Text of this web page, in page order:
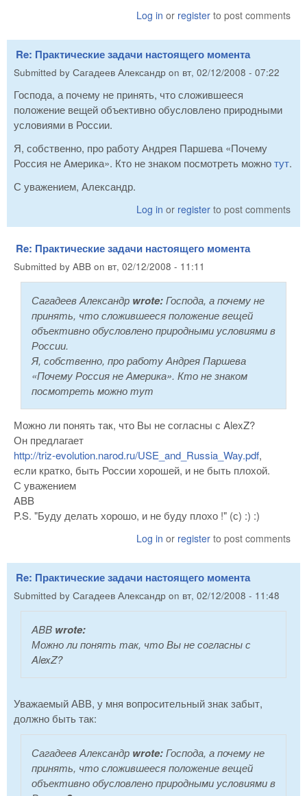
Log in or register to post comments
Re: Практические задачи настоящего момента
Submitted by Сагадеев Александр on вт, 02/12/2008 - 07:22
Господа, а почему не принять, что сложившееся
положение вещей объективно обусловлено природными
условиями в России.
Я, собственно, про работу Андрея Паршева «Почему
Россия не Америка». Кто не знаком посмотреть можнотут.
С уважением, Александр.
Log in or register to post comments
Re: Практические задачи настоящего момента
Submitted by ABB on вт, 02/12/2008 - 11:11
Сагадеев Александр wrote:Господа, а почему не
принять, что сложившееся положение вещей
объективно обусловлено природными условиями в
России.
Я, собственно, про работу Андрея Паршева
«Почему Россия не Америка». Кто не знаком
посмотреть можно тут
Можно ли понять так, что Вы не согласны с AlexZ?
Он предлагает
http://triz-evolution.narod.ru/USE_and_Russia_Way.pdf,
если кратко, быть России хорошей, и не быть плохой.
С уважением
ABB
P.S. "Буду делать хорошо, и не буду плохо !" (с) :) :)
Log in or register to post comments
Re: Практические задачи настоящего момента
Submitted by Сагадеев Александр on вт, 02/12/2008 - 11:48
ABB wrote:
Можно ли понять так, что Вы не согласны с
AlexZ?
Уважаемый АВВ, у мня вопросительный знак забыт,
должно быть так:
Сагадеев Александр wrote:Господа, а почему не
принять, что сложившееся положение вещей
объективно обусловлено природными условиями в